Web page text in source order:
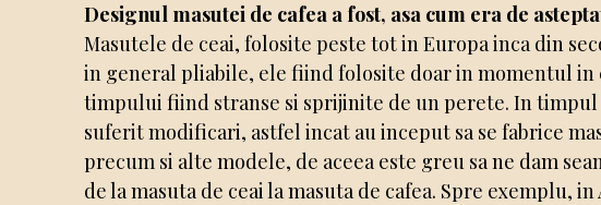
Designul masutei de cafea a fost, asa cum era de
Masutele de ceai, folosite peste tot in Europa inca din
in general pliabile, ele fiind folosite doar in momentul in
timpului fiind stranse si sprijinite de un perete. In timpul
suferit modificari, astfel incat au inceput sa se fabrice
precum si alte modele, de aceea este greu sa ne dam
de la masuta de ceai la masuta de cafea. Spre exemplu,